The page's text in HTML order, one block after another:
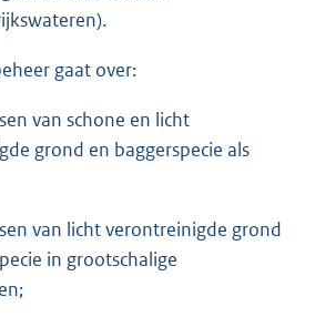
gaat over:
van schone en licht
grond en baggerspecie als
van licht verontreinigde grond
in grootschalige